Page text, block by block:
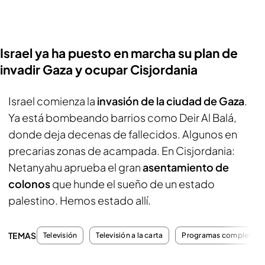
Israel ya ha puesto en marcha su plan de
invadir Gaza y ocupar Cisjordania
Israel comienza la invasión de la ciudad de Gaza.
Ya está bombeando barrios como Deir Al Balá,
donde deja decenas de fallecidos. Algunos en
precarias zonas de acampada. En Cisjordania:
Netanyahu aprueba el granasentamiento de
colonosque hunde el sueño de un estado
palestino. Hemos estado allí.
TEMAS Televisión Televisión a la carta Programas completos